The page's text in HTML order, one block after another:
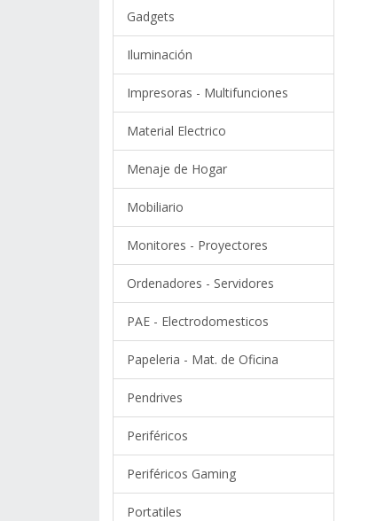
Gadgets
Iluminación
Impresoras - Multifunciones
Material Electrico
Menaje de Hogar
Mobiliario
Monitores - Proyectores
Ordenadores - Servidores
PAE - Electrodomesticos
Papeleria - Mat. de Oficina
Pendrives
Periféricos
Periféricos Gaming
Portatiles